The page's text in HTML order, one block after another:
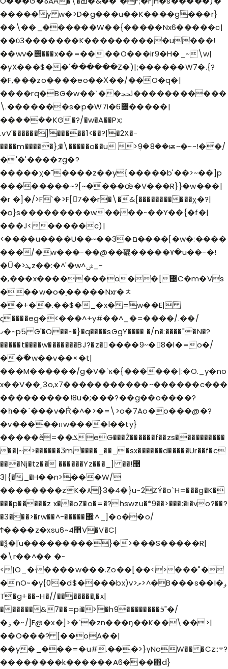
����� y w�>D�g���u��K����g���r}
��\��_������W��{�����Nx6�����c|
��ύ3�������K����������u���!
��wv�΢���x��=��.��O���ir9�H�_~\w|
�yX���$��՛������Z�)|;������W7�.{?
�F,���zo����eo��Χ��/��O�q�|
����rq�BG�w��`��ﶃ�����������
\.�������s�p�W7i�6޹�����|
��ܿ����KG�?/�w�A��Px;
.vV'������]�����1<��?|�2X�-
����m�����};�\�����o��u >ܼ9�8��ѭ~�~~!��/
�'�'����zg�?
�����χ�˭����z��y{�����b'��>~��]p
��������~?[~����ǽ�V���R}}�w���|
�r �]�/>F`�>F[7ً��r�\�&[�����������χ�?|
�ѻ}s���������w����~��Y��{�f�|
���J<�����c)|
<����u����U��~��3�ם����[�w�:����
���/�w���-��@��磇�����٧�u��-�!
�Ǘ�>ܜz��:�^'�w^ݜ_-
�,���x�������o��[޵C�m�Vs
���w�o�ַ�����Nxr�ﾺ
��+��.��$�_�x�=w��E|
ς����eg�<���^+y#��^_�=����/.��/
ގ�~p5 G'�O��~�}�q����sGgY���� �/n�:����"�N�?
�����t����w�������BJ?�z�����9~�8�l�=o�/
��߯�w��v��×�t|
���M������/g�V�`к�{������|:�O._y�no
x��V��˛3o,x7�����������~������c���
���������!8u�;���?��g��o����?
�һ��ˋ���v�R̾�^�>�=\>o�7Ao�o���@�?
�v�����пw����l��ty}
�����ӗ=��ݎeG���Ż������f��zs����������
��|~>������Ӡm����_��_�sx������d�����Ur��f�c
���ǋ�tz�� ������Yz���_] ��޹!
�}|3_�H��n>���W/
��������zK�٨}3�4�}u~2ZÝ�o`H=���g�K�
���p�����z x��oZ�o�=�?hswzu�*9��>���:�i�vo?��?
�3���>�rw��^-�����޾:^_]�o��o/
Ϯ����z�xsu6~4޵V�V�C|
�ѯ�ܿ|u��������͏�}�>���S�����R|
�\r��^�� �~
<|O_�·����w���.Zo��[��<>���"�
�nO~�y{0�d$����bx)v>ލ>^�B���s��I�ݛ
T�g+��~H�//�������,�x|
������&7��=pi�>�h9��������ӭ˭�/
�ۏ�~/]F@�ӿ�]>�`�zn���ŋ��K��\��>|
��O���? [��oA��|
��y�_���=�u#.���>}үNoW�� �Cz::܋?
��������k������A6���΋d}